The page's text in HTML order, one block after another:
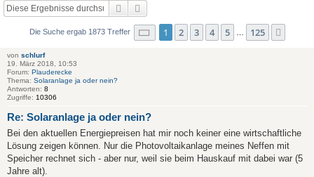
Suche
Die Suche ergab 1873 Treffer Seite 1von 125
1 2 3 4 5 125
von schlurf
19. März 2018, 10:53
Forum: Plauderecke
Thema: Solaranlage ja oder nein?
Antworten: 8
Zugriffe: 10306
Re: Solaranlage ja oder nein?
Bei den aktuellen Energiepreisen hat mir noch keiner eine wirtschaftliche
Lösung zeigen können. Nur die Photovoltaikanlage meines Neffen mit
Speicher rechnet sich - aber nur, weil sie beim Hauskauf mit dabei war (5
Jahre alt).